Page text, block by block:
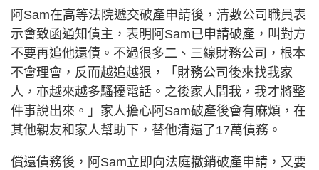
阿Sam在高等法院遞交破產申請後，清數公司職員表
示會致函通知債主，表明阿Sam已申請破產，叫對方
不要再追他還債。不過很多二、三線財務公司，根本
不會理會，反而越追越狠，「財務公司後來找我家
人，亦越來越多騷擾電話。之後家人問我，我才將整
件事說出來。」家人擔心阿Sam破產後會有麻煩，在
其他親友和家人幫助下，替他清還了17萬債務。
償還債務後，阿Sam立即向法庭撤銷破產申請，又要